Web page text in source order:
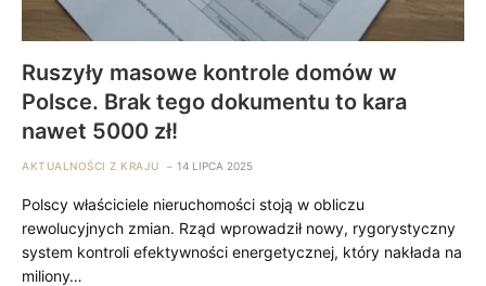
Ruszyły masowe kontrole domów w
Polsce. Brak tego dokumentu to kara
nawet 5000 zł!
AKTUALNOŚCI Z KRAJU 14 LIPCA 2025
Polscy właściciele nieruchomości stoją w obliczu
rewolucyjnych zmian. Rząd wprowadził nowy, rygorystyczny
system kontroli efektywności energetycznej, który nakłada na
miliony…